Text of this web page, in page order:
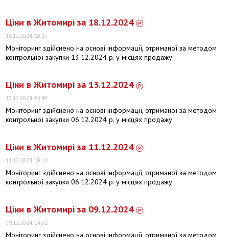
Ціни в Житомирі за 18.12.2024
18.12.2024, 10:17
Моніторинг здійснено на основі інформації, отриманої за методом
контрольної закупки 13.12.2024 р. у місцях продажу
Ціни в Житомирі за 13.12.2024
13.12.2024, 09:40
Моніторинг здійснено на основі інформації, отриманої за методом
контрольної закупки 06.12.2024 р. у місцях продажу
Ціни в Житомирі за 11.12.2024
11.12.2024, 10:14
Моніторинг здійснено на основі інформації, отриманої за методом
контрольної закупки 06.12.2024 р. у місцях продажу
Ціни в Житомирі за 09.12.2024
09.12.2024, 14:32
Моніторинг здійснено на основі інформації, отриманої за методом